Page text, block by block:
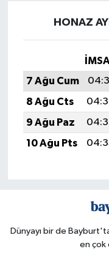
HONAZ
7 Ağu Cum
8 Ağu Cts
9 Ağu Paz
10 Ağu Pts
Dünyayı bir de
en çok